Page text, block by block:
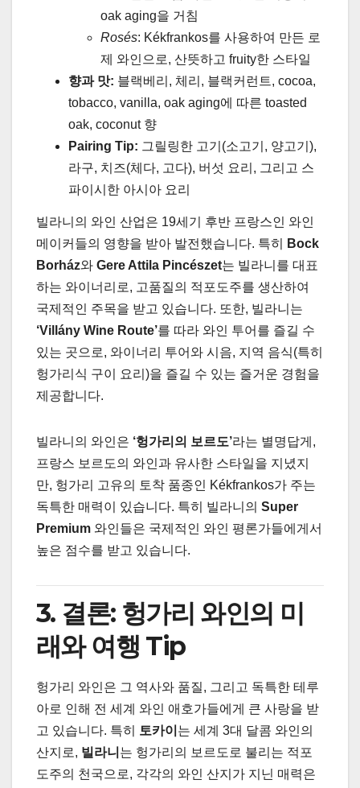
oak aging을 거침
Rosés: Kékfrankos를 사용하여 만든 로
제 와인으로, 산뜻하고 fruity한 스타일
향과 맛: 블랙베리, 체리, 블랙커런트, cocoa,
tobacco, vanilla, oak aging에 따른 toasted
oak, coconut 향
Pairing Tip: 그릴링한 고기(소고기, 양고기),
라구, 치즈(체다, 고다), 버섯 요리, 그리고 스
파이시한 아시아 요리
빌라니의 와인 산업은 19세기 후반 프랑스인 와인
메이커들의 영향을 받아 발전했습니다. 특히
Bock
Borház와 Gere Attila Pincészet는 빌라니를 대표
하는 와이너리로, 고품질의 적포도주를 생산하여
국제적인 주목을 받고 있습니다. 또한, 빌라니는
‘Villány Wine Route’를 따라 와인 투어를 즐길 수
있는 곳으로, 와이너리 투어와 시음, 지역 음식(특히
헝가리식 구이 요리)을 즐길 수 있는 즐거운 경험을
제공합니다.
빌라니의 와인은 ‘헝가리의 보르도’라는 별명답게,
프랑스 보르도의 와인과 유사한 스타일을 지녔지
만, 헝가리 고유의 토착 품종인 Kékfrankos가 주는
독특한 매력이 있습니다. 특히 빌라니의 Super
Premium 와인들은 국제적인 와인 평론가들에게서
높은 점수를 받고 있습니다.
3. 결론: 헝가리 와인의 미
래와 여행 Tip
헝가리 와인은 그 역사와 품질, 그리고 독특한 테루
아로 인해 전 세계 와인 애호가들에게 큰 사랑을 받
고 있습니다. 특히 토카이 는 세계 3대 달콤 와인의
산지로, 빌라니 는 헝가리의 보르도로 불리는 적포
도주의 천국으로, 각각의 와인 산지가 지닌 매력은